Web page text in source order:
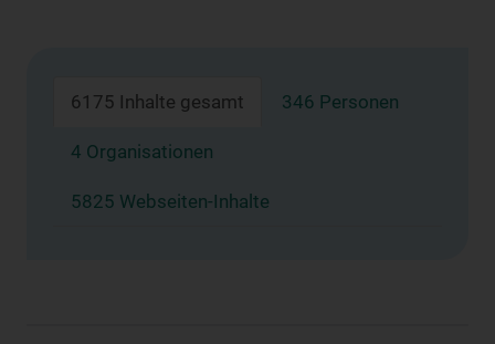
6175 Inhalte gesamt 346 Personen
4 Organisationen
5825 Webseiten-Inhalte